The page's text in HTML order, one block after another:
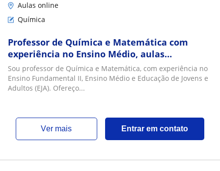
Aulas online
Química
Professor de Química e Matemática com
experiência no Ensino Médio, aulas
personalizadas presenciais e online
Sou professor de Química e Matemática, com experiência no
Ensino Fundamental II, Ensino Médio e Educação de Jovens e
Adultos (EJA). Ofereço...
ver mais Entrar em contato